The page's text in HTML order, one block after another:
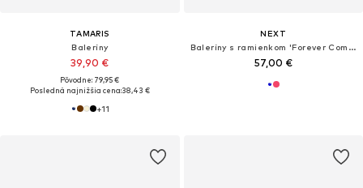
TAMARIS
Baleríny
39,90 €
Pôvodne: 79,95 €
Posledná najnižšia cena:38,43 €
+11
NEXT
Baleríny s ramienkom 'Forever Comfort'
57,00 €